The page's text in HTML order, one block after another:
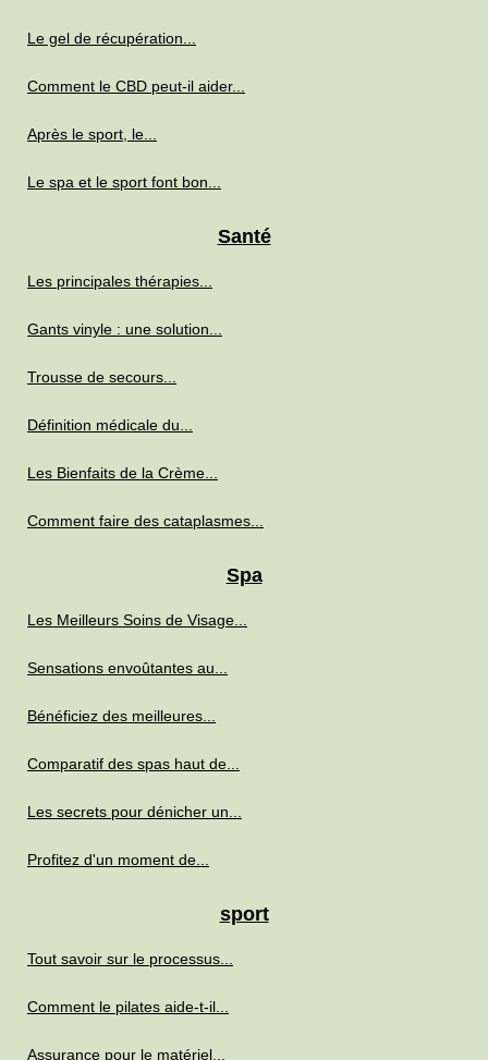
Le gel de récupération...
Comment le CBD peut-il aider...
Après le sport, le...
Le spa et le sport font bon...
Santé
Les principales thérapies...
Gants vinyle : une solution...
Trousse de secours...
Définition médicale du...
Les Bienfaits de la Crème...
Comment faire des cataplasmes...
Spa
Les Meilleurs Soins de Visage...
Sensations envoûtantes au...
Bénéficiez des meilleures...
Comparatif des spas haut de...
Les secrets pour dénicher un...
Profitez d'un moment de...
sport
Tout savoir sur le processus...
Comment le pilates aide-t-il...
Assurance pour le matériel...